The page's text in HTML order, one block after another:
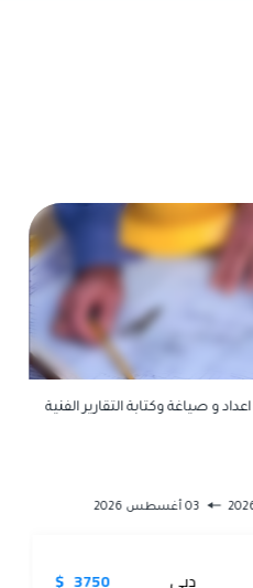
و صياغة وكتابة التقارير الفنية
03 أغسطس 2026
دبي 3750 $